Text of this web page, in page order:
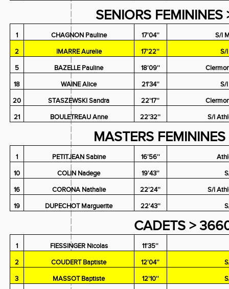
SENIORS
1 CHAGNON Pauline 17'04''
S/l
2
IMARRE Aurelie 17'22''
S/
5
BAZELLE Pauline 18'09''
18
WAINE Alice 21'34''
S/
20
STASZEWSKI Sandra 22'17''
21
BOULETREAU Anne 22'32'' S/l
MASTERS
1 PETITJEAN Sabine 16'56''
10
COLIN Nadege 19'43''
16
CORONA Nathalie 22'24''
S/l
19
DUPECHOT Marguerite 22'43''
CADETS >
1 FIESSINGER Nicolas
11'35''
2
COUDERT Baptiste 12'04''
3
MASSOT Baptiste 12'10''